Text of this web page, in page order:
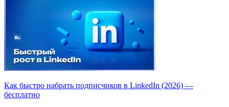
Как быстро набрать подписчиков в LinkedIn (2026) —
бесплатно